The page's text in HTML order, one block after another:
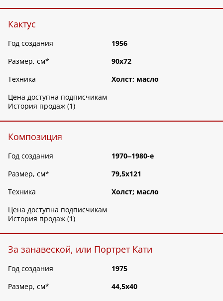
Кактус
Год создания
1956
Размер, см*
90х72
Техника
Холст; масло
Цена доступна подписчикам
История продаж (1)
Композиция
Год создания
1970‒1980-е
Размер, см*
79,5х121
Техника
Холст; масло
Цена доступна подписчикам
История продаж (1)
За занавеской, или Портрет Кати
Год создания
1975
Размер, см*
44,5х40